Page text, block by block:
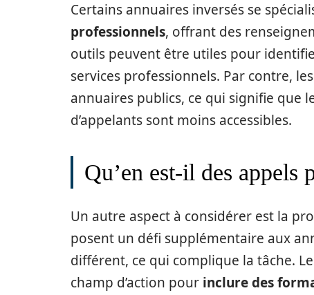
Certains annuaires inversés se
professionnels, offrant des
outils peuvent être utiles pour
services professionnels. Par contre,
annuaires publics, ce qui signifie que
d’appelants sont moins accessibles.
Qu’en est-il des appels
Un autre aspect à considérer est la
posent un défi supplémentaire aux
différent, ce qui complique la tâche.
champ d’action pour inclure des